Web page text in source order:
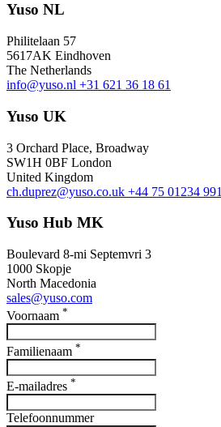
Yuso NL
Philitelaan 57
5617AK Eindhoven
The Netherlands
info@yuso.nl +31 621 36 18 61
Yuso UK
3 Orchard Place, Broadway
SW1H 0BF London
United Kingdom
ch.duprez@yuso.co.uk +44 75 01234 991
Yuso Hub MK
Boulevard 8-mi Septemvri 3
1000 Skopje
North Macedonia
sales@yuso.com
Voornaam *
Familienaam *
E-mailadres *
Telefoonnummer